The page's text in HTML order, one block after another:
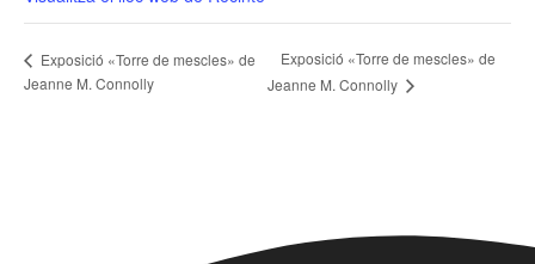
Exposició «Torre de mescles» de
Jeanne M. Connolly
Exposició «Torre de mescles» de
Jeanne M. Connolly